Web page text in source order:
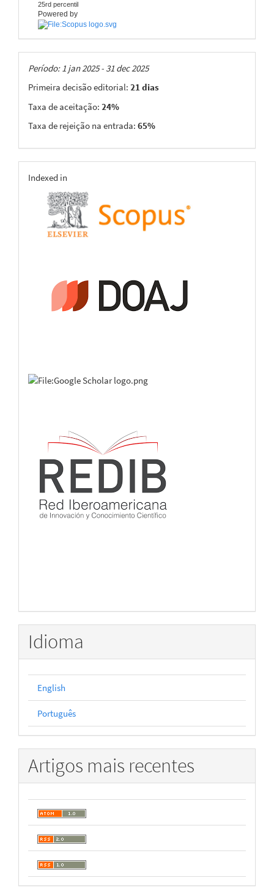
25rd percentil
Powered by
Taxas
Período: 1 jan 2025 - 31 dec 2025
Primeira decisão editorial: 21 dias
Taxa de aceitação: 24%
Taxa de rejeição na entrada: 65%
indexing
Indexed in
Idioma
English
Português
Artigos mais recentes